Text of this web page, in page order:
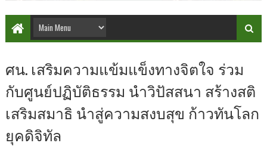
ศน. เสริมความแข้มแข็งทางจิตใจ ร่วม
กับศูนย์ปฏิบัติธรรม นำวิปัสสนา สร้างสติ
เสริมสมาธิ นำสู่ความสงบสุข ก้าวทันโลก
ยุคดิจิทัล